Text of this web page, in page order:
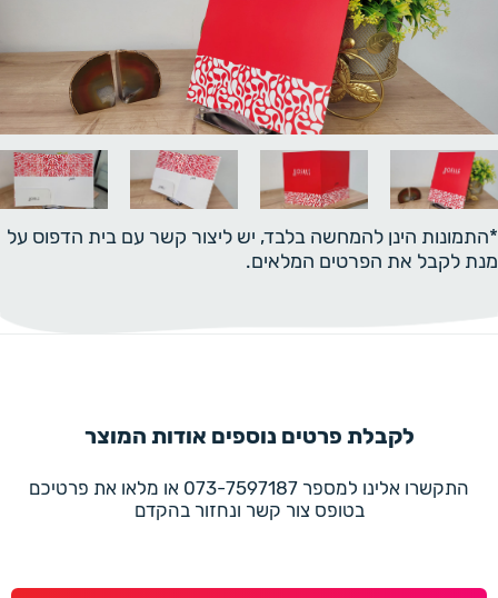
*התמונות הינן להמחשה בלבד, יש ליצור קשר עם בית הדפוס על
מנת לקבל את הפרטים המלאים.
לקבלת פרטים נוספים אודות המוצר
התקשרו אלינו למספר 073-7597187 או מלאו את פרטיכם
בטופס צור קשר ונחזור בהקדם